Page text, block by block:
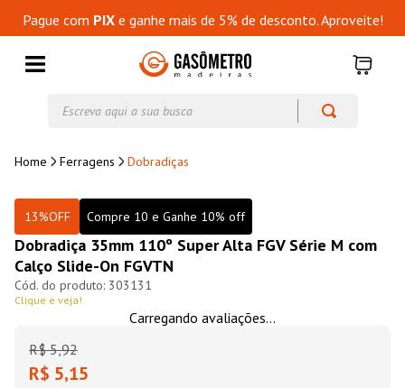
Pague com PIXe ganhe mais de 5% de desconto. Aproveite!
Ferragens Dobradiças
13%OFF Compre 10 e Ganhe 10% off
Dobradiça 35mm 110º Super Alta FGV Série M com
Calço Slide-On FGVTN
303131
Clique e veja!
Carregando avaliações...
R$ 5,92
R$ 5,15